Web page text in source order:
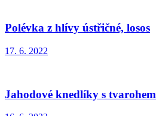
Polévka z hlívy ústřičné, losos
17. 6. 2022
Jahodové knedlíky s tvarohem